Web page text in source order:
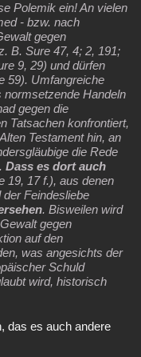
Polemik ein! An vielen
- bzw. nach
gegen
B. Sure 47, 4; 2, 191;
9, 29) und dürfen
59). Umfangreiche
normsetzende Handeln
gegen die
Tatsachen konfrontiert,
Testament hin, an
die Rede
Dass es dort auch
19, 17 f.), aus denen
Feindesliebe
. Bisweilen wird
gegen
auf den
was angesichts der
Schuld
wird, historisch
das es auch andere